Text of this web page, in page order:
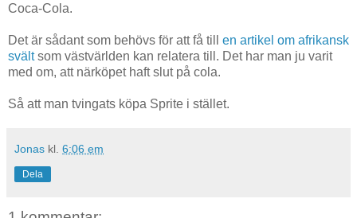
Coca-Cola.
Det är sådant som behövs för att få till en artikel om afrikansk
svältsom västvärlden kan relatera till. Det har man ju varit
med om, att närköpet haft slut på cola.
Så att man tvingats köpa Sprite i stället.
Jonas kl. 6:06 em
Dela